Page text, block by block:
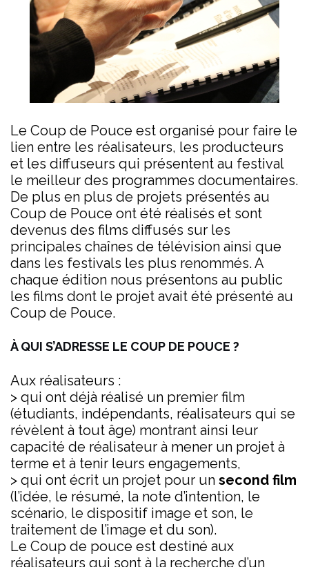
Le Coup de Pouce est organisé pour faire le
lien entre les réalisateurs, les producteurs
et les diffuseurs qui présentent au festival
le meilleur des programmes documentaires.
De plus en plus de projets présentés au
Coup de Pouce ont été réalisés et sont
devenus des films diffusés sur les
principales chaînes de télévision ainsi que
dans les festivals les plus renommés. A
chaque édition nous présentons au public
les films dont le projet avait été présenté au
Coup de Pouce.
À QUI S’ADRESSE LE COUP DE POUCE ?
Aux réalisateurs :
> qui ont déjà réalisé un premier film
(étudiants, indépendants, réalisateurs qui se
révèlent à tout âge) montrant ainsi leur
capacité de réalisateur à mener un projet à
terme et à tenir leurs engagements,
> qui ont écrit un projet pour un second film
(l’idée, le résumé, la note d’intention, le
scénario, le dispositif image et son, le
traitement de l’image et du son).
Le Coup de pouce est destiné aux
réalisateurs qui sont à la recherche d’un